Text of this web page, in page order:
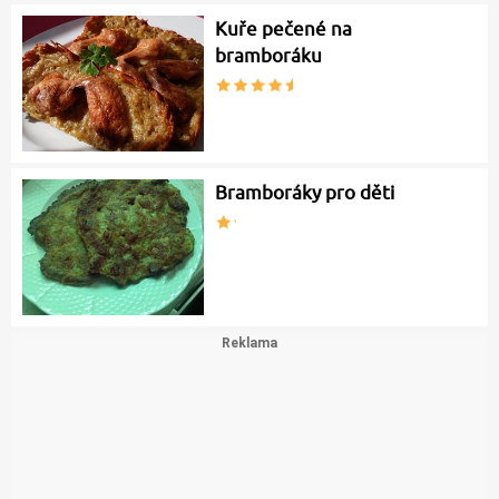
Kuře pečené na
bramboráku
Bramboráky pro děti